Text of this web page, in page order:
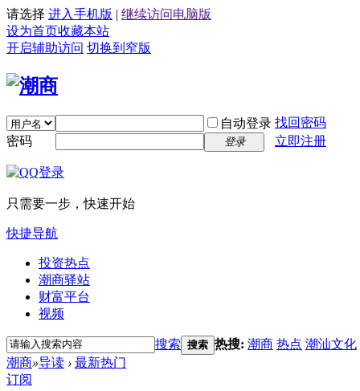
请选择 进入手机版 | 继续访问电脑版
设为首页收藏本站
开启辅助访问 切换到窄版
自动登录 找回密码
密码
登录 立即注册
只需要一步，快速开始
快捷导航
投资热点
潮商驿站
财富平台
视频
搜索 搜索 热搜: 潮商 热点 潮汕文化
潮商»导读 › 最新热门
订阅